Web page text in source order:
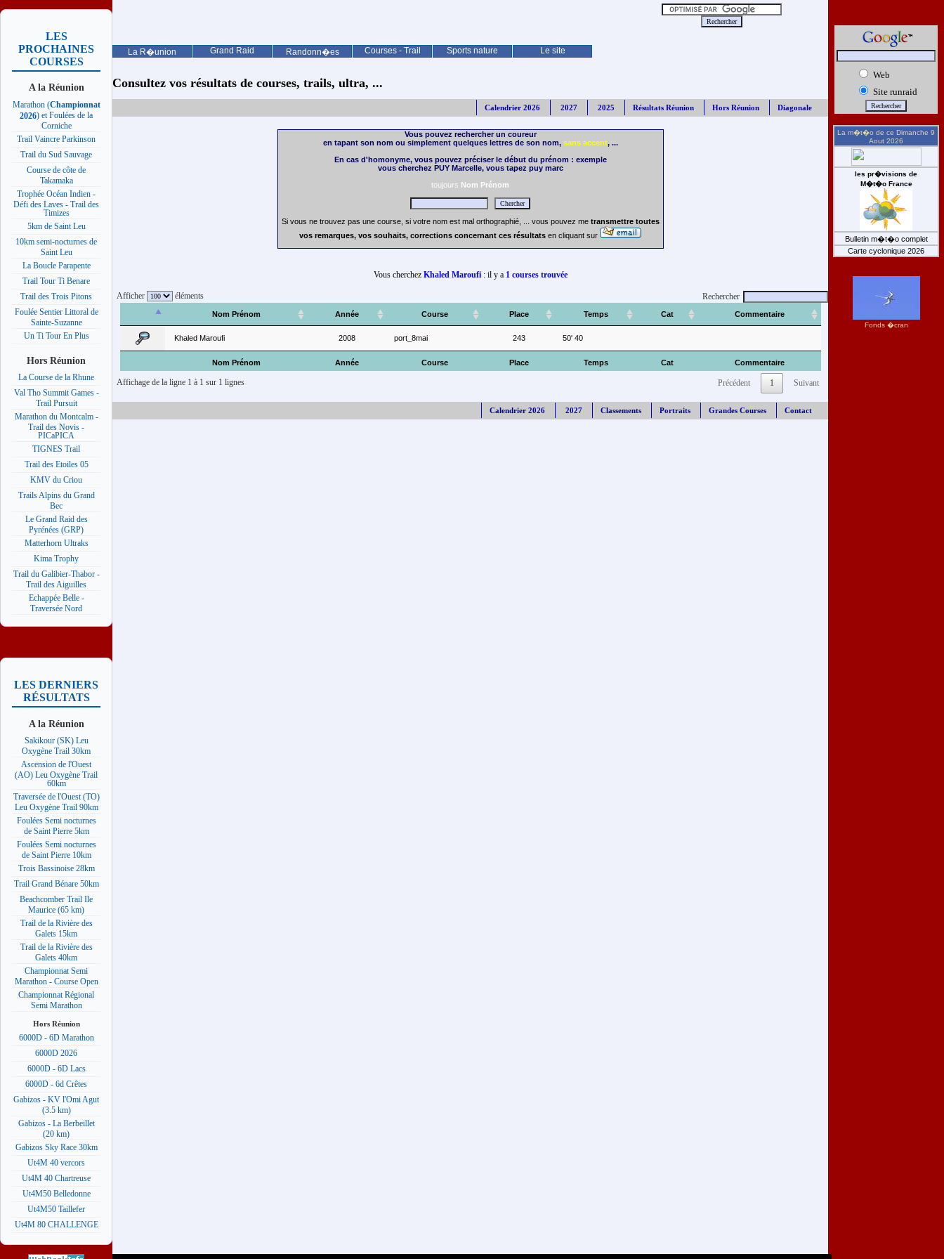
La R�union Grand Raid Randonn�es Courses - Trail Sports nature Le site
LES
PROCHAINES
COURSES
A la Réunion
Marathon (Championnat
2026) et Foulées de la
Corniche
Trail Vaincre Parkinson
Trail du Sud Sauvage
Course de côte de
Takamaka
Trophée Océan Indien -
Défi des Laves - Trail des
Timizes
5km de Saint Leu
10km semi-nocturnes de
Saint Leu
La Boucle Parapente
Trail Tour Ti Benare
Trail des Trois Pitons
Foulée Sentier Littoral de
Sainte-Suzanne
Un Ti Tour En Plus
Hors Réunion
La Course de la Rhune
Val Tho Summit Games -
Trail Pursuit
Marathon du Montcalm -
Trail des Novis -
PICaPICA
TIGNES Trail
Trail des Etoiles 05
KMV du Criou
Trails Alpins du Grand
Bec
Le Grand Raid des
Pyrénées (GRP)
Matterhorn Ultraks
Kima Trophy
Trail du Galibier-Thabor -
Trail des Aiguilles
Echappée Belle -
Traversée Nord
LES DERNIERS
RÉSULTATS
A la Réunion
Sakikour (SK) Leu
Oxygène Trail 30km
Ascension de l'Ouest
(AO) Leu Oxygène Trail
60km
Traversée de l'Ouest (TO)
Leu Oxygène Trail 90km
Foulées Semi nocturnes
de Saint Pierre 5km
Foulées Semi nocturnes
de Saint Pierre 10km
Trois Bassinoise 28km
Trail Grand Bénare 50km
Beachcomber Trail Ile
Maurice (65 km)
Trail de la Rivière des
Galets 15km
Trail de la Rivière des
Galets 40km
Championnat Semi
Marathon - Course Open
Championnat Régional
Semi Marathon
Hors Réunion
6000D - 6D Marathon
6000D 2026
6000D - 6D Lacs
6000D - 6d Crêtes
Gabizos - KV l'Omi Agut
(3.5 km)
Gabizos - La Berbeillet
(20 km)
Gabizos Sky Race 30km
Ut4M 40 vercors
Ut4M 40 Chartreuse
Ut4M50 Belledonne
Ut4M50 Taillefer
Ut4M 80 CHALLENGE
Consultez vos résultats de courses, trails, ultra, ...
Calendrier 2026 2027 2025 Résultats Réunion Hors Réunion Diagonale
Vous pouvez rechercher un coureur
en tapant son nom ou simplement quelques lettres de son nom, sans accent, ...
En cas d'homonyme, vous pouvez préciser le début du prénom : exemple
vous cherchez PUY Marcelle, vous tapez puy marc
toujours Nom Prénom
Si vous ne trouvez pas une course, si votre nom est mal orthographié, ... vous pouvez me transmettre toutes
vos remarques, vos souhaits, corrections concernant ces résultats en cliquant sur
Vous cherchez Khaled Maroufi: il y a 1 courses trouvée
Afficher éléments Rechercher
Nom Prénom Année Course Place Temps Cat Commentaire
Nom Prénom Année Course Place Temps Cat Commentaire
Khaled Maroufi 2008 port_8mai 243 50' 40
Affichage de la ligne 1 à 1 sur 1 lignes Précédent 1 Suivant
Calendrier 2026 2027 Classements Portraits Grandes Courses Contact
Web
Site runraid
La m�t�o de ce Dimanche 9
Aout 2026
les pr�visions de
M�t�o France
Bulletin m�t�o complet
Carte cyclonique 2026
Fonds �cran